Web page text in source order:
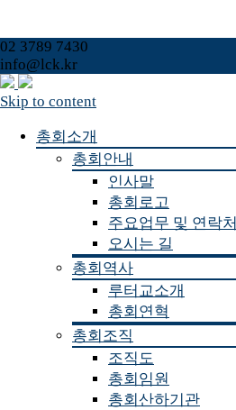
02 3789 7430
info@lck.kr
Skip to content
총회소개
총회안내
인사말
총회로고
주요업무 및 연락처
오시는 길
총회역사
루터교소개
총회연혁
총회조직
조직도
총회임원
총회산하기관